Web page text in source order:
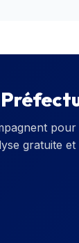
gratuite et